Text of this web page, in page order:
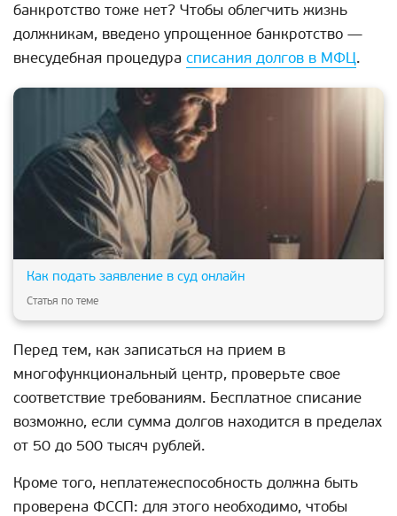
банкротство тоже нет? Чтобы облегчить жизнь
должникам, введено упрощенное банкротство —
внесудебная процедура списания долгов в МФЦ.
Как подать заявление в суд онлайн
Статья по теме
Перед тем, как записаться на прием в
многофункциональный центр, проверьте свое
соответствие требованиям. Бесплатное списание
возможно, если сумма долгов находится в пределах
от 50 до 500 тысяч рублей.
Кроме того, неплатежеспособность должна быть
проверена ФССП: для этого необходимо, чтобы